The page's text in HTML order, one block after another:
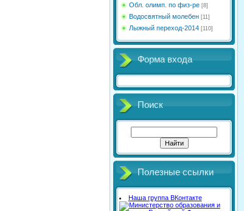
Обл. олимп. по физ-ре [8]
Водосвятный молебен [11]
Лыжный переход-2014 [110]
Форма входа
Поиск
Полезные ссылки
Наша группа ВКонтакте